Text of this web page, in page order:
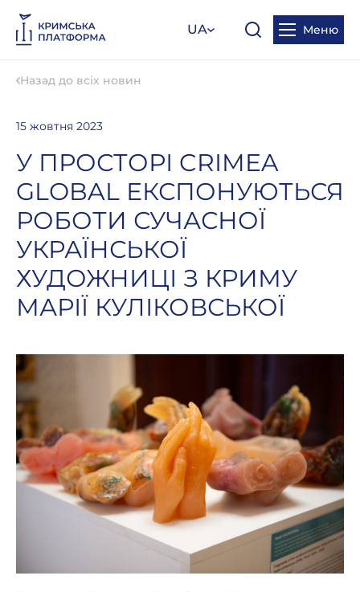
UA Меню
Назад до всіх новин
15 жовтня 2023
У ПРОСТОРІ CRIMEA
GLOBAL ЕКСПОНУЮТЬСЯ
РОБОТИ СУЧАСНОЇ
УКРАЇНСЬКОЇ
ХУДОЖНИЦІ З КРИМУ
МАРІЇ КУЛІКОВСЬКОЇ